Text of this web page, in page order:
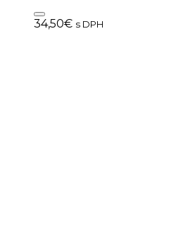
34,50€ s DPH